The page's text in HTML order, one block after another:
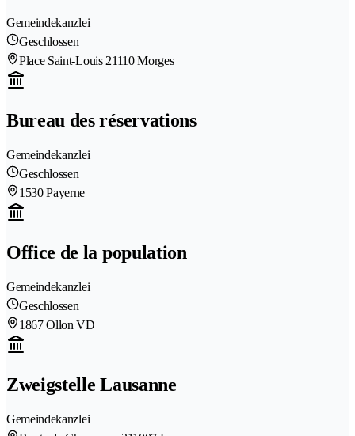
Gemeindekanzlei
Geschlossen
Place Saint-Louis 21110 Morges
Bureau des réservations
Gemeindekanzlei
Geschlossen
1530 Payerne
Office de la population
Gemeindekanzlei
Geschlossen
1867 Ollon VD
Zweigstelle Lausanne
Gemeindekanzlei